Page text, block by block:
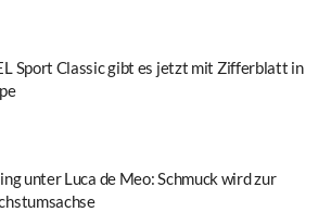
Sport Classic gibt es jetzt mit Zifferblatt in
unter Luca de Meo: Schmuck wird zur